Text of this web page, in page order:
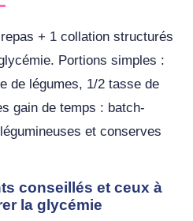
+ 1 collation structurés
Portions simples :
de légumes, 1/2 tasse de
gain de temps : batch-
et conserves
conseillés et ceux à
la glycémie